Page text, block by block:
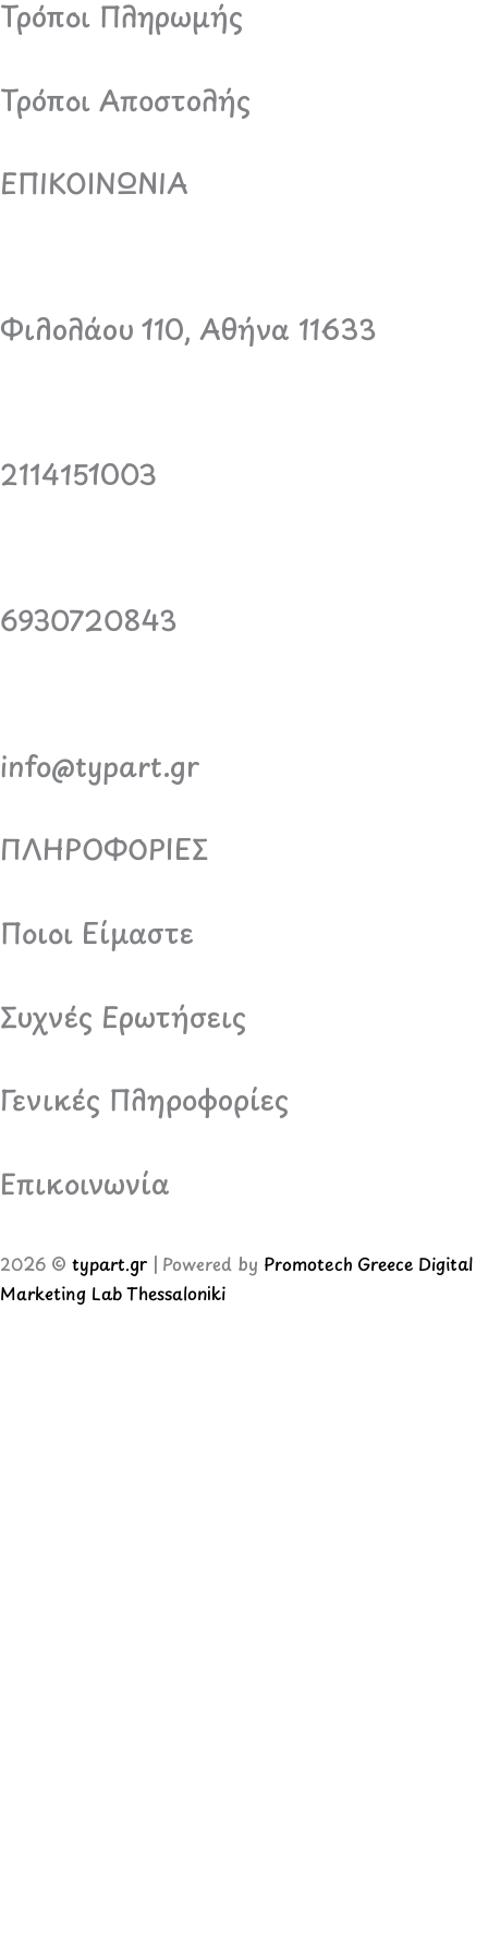
Τρόποι Πληρωμής
Τρόποι Αποστολής
ΕΠΙΚΟΙΝΩΝΙΑ
Φιλολάου 110, Αθήνα 11633
2114151003
6930720843
info@typart.gr
ΠΛΗΡΟΦΟΡΙΕΣ
Ποιοι Είμαστε
Συχνές Ερωτήσεις
Γενικές Πληροφορίες
Επικοινωνία
2026 © typart.gr | Powered by Promotech Greece Digital
Marketing Lab Thessaloniki